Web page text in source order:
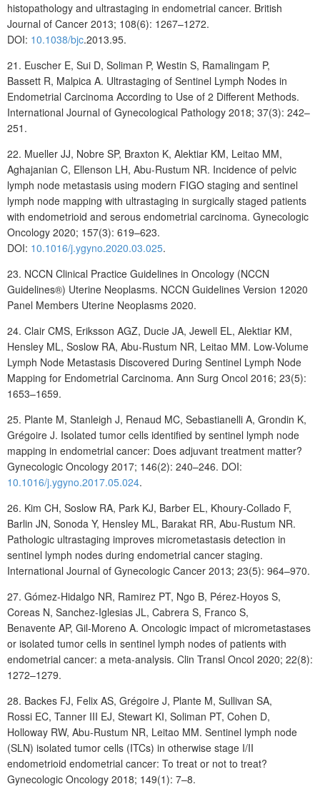
histopathology and ultrastaging in endometrial cancer. British
Journal of Cancer 2013; 108(6): 1267–1272.
DOI: 10.1038/bjc.2013.95.
21. Euscher E, Sui D, Soliman P, Westin S, Ramalingam P,
Bassett R, Malpica A. Ultrastaging of Sentinel Lymph Nodes in
Endometrial Carcinoma According to Use of 2 Different Methods.
International Journal of Gynecological Pathology 2018; 37(3): 242–
251.
22. Mueller JJ, Nobre SP, Braxton K, Alektiar KM, Leitao MM,
Aghajanian C, Ellenson LH, Abu-Rustum NR. Incidence of pelvic
lymph node metastasis using modern FIGO staging and sentinel
lymph node mapping with ultrastaging in surgically staged patients
with endometrioid and serous endometrial carcinoma. Gynecologic
Oncology 2020; 157(3): 619–623.
DOI: 10.1016/j.ygyno.2020.03.025.
23. NCCN Clinical Practice Guidelines in Oncology (NCCN
Guidelines®) Uterine Neoplasms. NCCN Guidelines Version 12020
Panel Members Uterine Neoplasms 2020.
24. Clair CMS, Eriksson AGZ, Ducie JA, Jewell EL, Alektiar KM,
Hensley ML, Soslow RA, Abu-Rustum NR, Leitao MM. Low-Volume
Lymph Node Metastasis Discovered During Sentinel Lymph Node
Mapping for Endometrial Carcinoma. Ann Surg Oncol 2016; 23(5):
1653–1659.
25. Plante M, Stanleigh J, Renaud MC, Sebastianelli A, Grondin K,
Grégoire J. Isolated tumor cells identified by sentinel lymph node
mapping in endometrial cancer: Does adjuvant treatment matter?
Gynecologic Oncology 2017; 146(2): 240–246. DOI:
10.1016/j.ygyno.2017.05.024.
26. Kim CH, Soslow RA, Park KJ, Barber EL, Khoury-Collado F,
Barlin JN, Sonoda Y, Hensley ML, Barakat RR, Abu-Rustum NR.
Pathologic ultrastaging improves micrometastasis detection in
sentinel lymph nodes during endometrial cancer staging.
International Journal of Gynecologic Cancer 2013; 23(5): 964–970.
27. Gómez-Hidalgo NR, Ramirez PT, Ngo B, Pérez-Hoyos S,
Coreas N, Sanchez-Iglesias JL, Cabrera S, Franco S,
Benavente AP, Gil-Moreno A. Oncologic impact of micrometastases
or isolated tumor cells in sentinel lymph nodes of patients with
endometrial cancer: a meta-analysis. Clin Transl Oncol 2020; 22(8):
1272–1279.
28. Backes FJ, Felix AS, Grégoire J, Plante M, Sullivan SA,
Rossi EC, Tanner III EJ, Stewart KI, Soliman PT, Cohen D,
Holloway RW, Abu-Rustum NR, Leitao MM. Sentinel lymph node
(SLN) isolated tumor cells (ITCs) in otherwise stage I/II
endometrioid endometrial cancer: To treat or not to treat?
Gynecologic Oncology 2018; 149(1): 7–8.